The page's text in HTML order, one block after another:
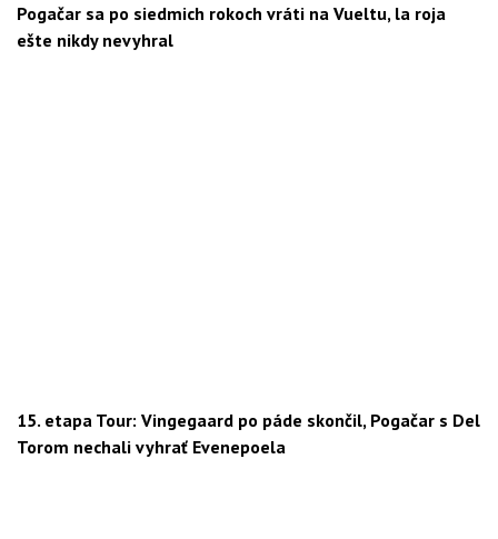
Pogačar sa po siedmich rokoch vráti na Vueltu, la roja
ešte nikdy nevyhral
15. etapa Tour: Vingegaard po páde skončil, Pogačar s Del
Torom nechali vyhrať Evenepoela